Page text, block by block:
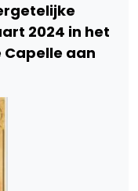
2024 in het
Capelle aan